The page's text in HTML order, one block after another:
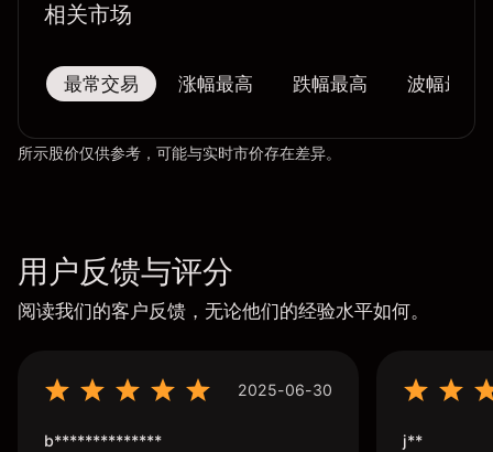
相关市场
最常交易 涨幅最高 跌幅最高 波幅最大
所示股价仅供参考，可能与实时市价存在差异。
用户反馈与评分
阅读我们的客户反馈，无论他们的经验水平如何。
2025-06-30
b************** j**